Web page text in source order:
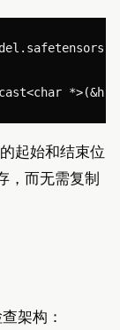
起始和结束位
，而无需复制
架构：